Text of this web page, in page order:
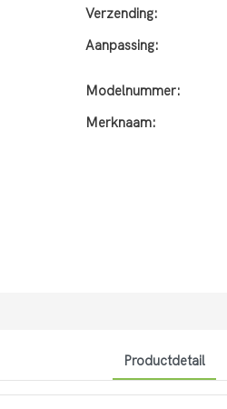
Verzending:
Aanpassing:
Modelnummer:
Merknaam:
Productdetail